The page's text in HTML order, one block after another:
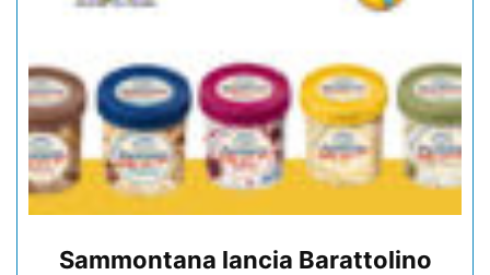
Sammontana lancia Barattolino